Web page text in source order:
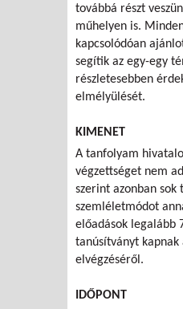
továbbá részt
műhelyen is.
kapcsolódóan
segítik az egy-egy
részletesebben
elmélyülését.
KIMENET
A tanfolyam
végzettséget nem
szerint azonban sok
szemléletmódot
előadások legalább
tanúsítványt
elvégzéséről.
IDŐPONT